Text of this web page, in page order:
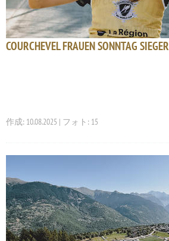
COURCHEVEL FRAUEN SONNTAG SIEGER
作成: 10.08.2025 | フォト: 15